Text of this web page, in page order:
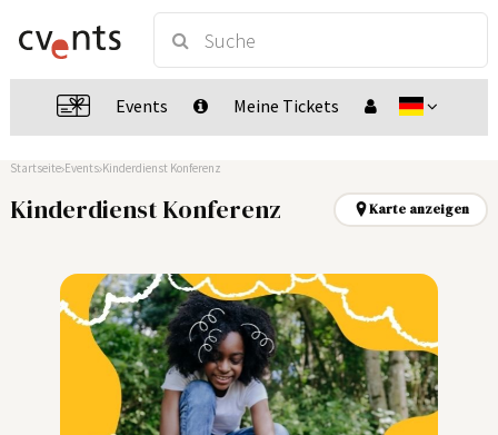
Events Meine Tickets
Startseite Events Kinderdienst Konferenz
Kinderdienst Konferenz Karte anzeigen